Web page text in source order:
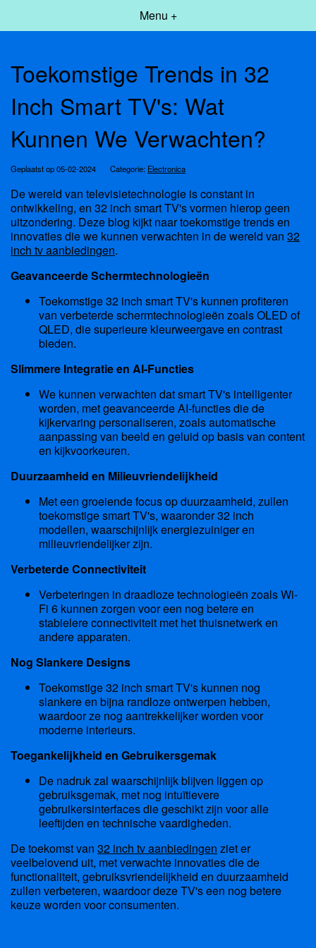
Menu +
Toekomstige Trends in 32
Inch Smart TV's: Wat
Kunnen We Verwachten?
Geplaatst op 05-02-2024 Categorie: Electronica
De wereld van televisietechnologie is constant in
ontwikkeling, en 32 inch smart TV's vormen hierop geen
uitzondering. Deze blog kijkt naar toekomstige trends en
innovaties die we kunnen verwachten in de wereld van 32
inch tv aanbiedingen.
Geavanceerde Schermtechnologieën
Toekomstige 32 inch smart TV's kunnen profiteren
van verbeterde schermtechnologieën zoals OLED of
QLED, die superieure kleurweergave en contrast
bieden.
Slimmere Integratie en AI-Functies
We kunnen verwachten dat smart TV's intelligenter
worden, met geavanceerde AI-functies die de
kijkervaring personaliseren, zoals automatische
aanpassing van beeld en geluid op basis van content
en kijkvoorkeuren.
Duurzaamheid en Milieuvriendelijkheid
Met een groeiende focus op duurzaamheid, zullen
toekomstige smart TV's, waaronder 32 inch
modellen, waarschijnlijk energiezuiniger en
milieuvriendelijker zijn.
Verbeterde Connectiviteit
Verbeteringen in draadloze technologieën zoals Wi-
Fi 6 kunnen zorgen voor een nog betere en
stabielere connectiviteit met het thuisnetwerk en
andere apparaten.
Nog Slankere Designs
Toekomstige 32 inch smart TV's kunnen nog
slankere en bijna randloze ontwerpen hebben,
waardoor ze nog aantrekkelijker worden voor
moderne interieurs.
Toegankelijkheid en Gebruikersgemak
De nadruk zal waarschijnlijk blijven liggen op
gebruiksgemak, met nog intuïtievere
gebruikersinterfaces die geschikt zijn voor alle
leeftijden en technische vaardigheden.
De toekomst van 32 inch tv aanbiedingen ziet er
veelbelovend uit, met verwachte innovaties die de
functionaliteit, gebruiksvriendelijkheid en duurzaamheid
zullen verbeteren, waardoor deze TV's een nog betere
keuze worden voor consumenten.